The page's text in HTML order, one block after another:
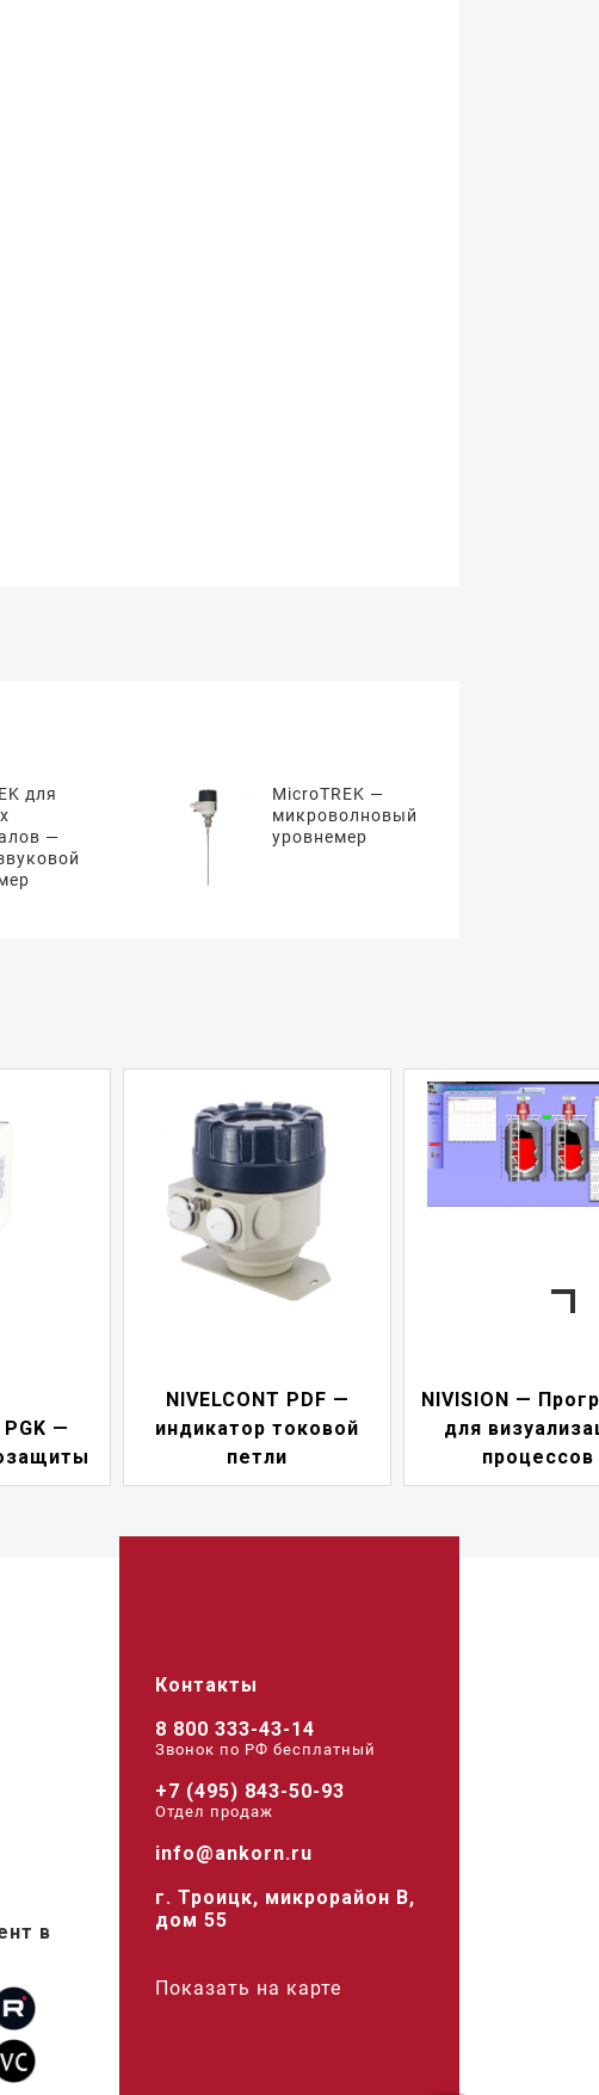
для
—
MicroTREK —
микроволновый
уровнемер
NIVISION — Программа
для визуализации
процессов
NIPOWER —
питания
в
Контакты
8 800 333-43-14
Звонок по РФ беcплатный
+7 (495) 843-50-93
Отдел продаж
info@ankorn.ru
г. Троицк, микрорайон В,
дом 55
Показать на карте